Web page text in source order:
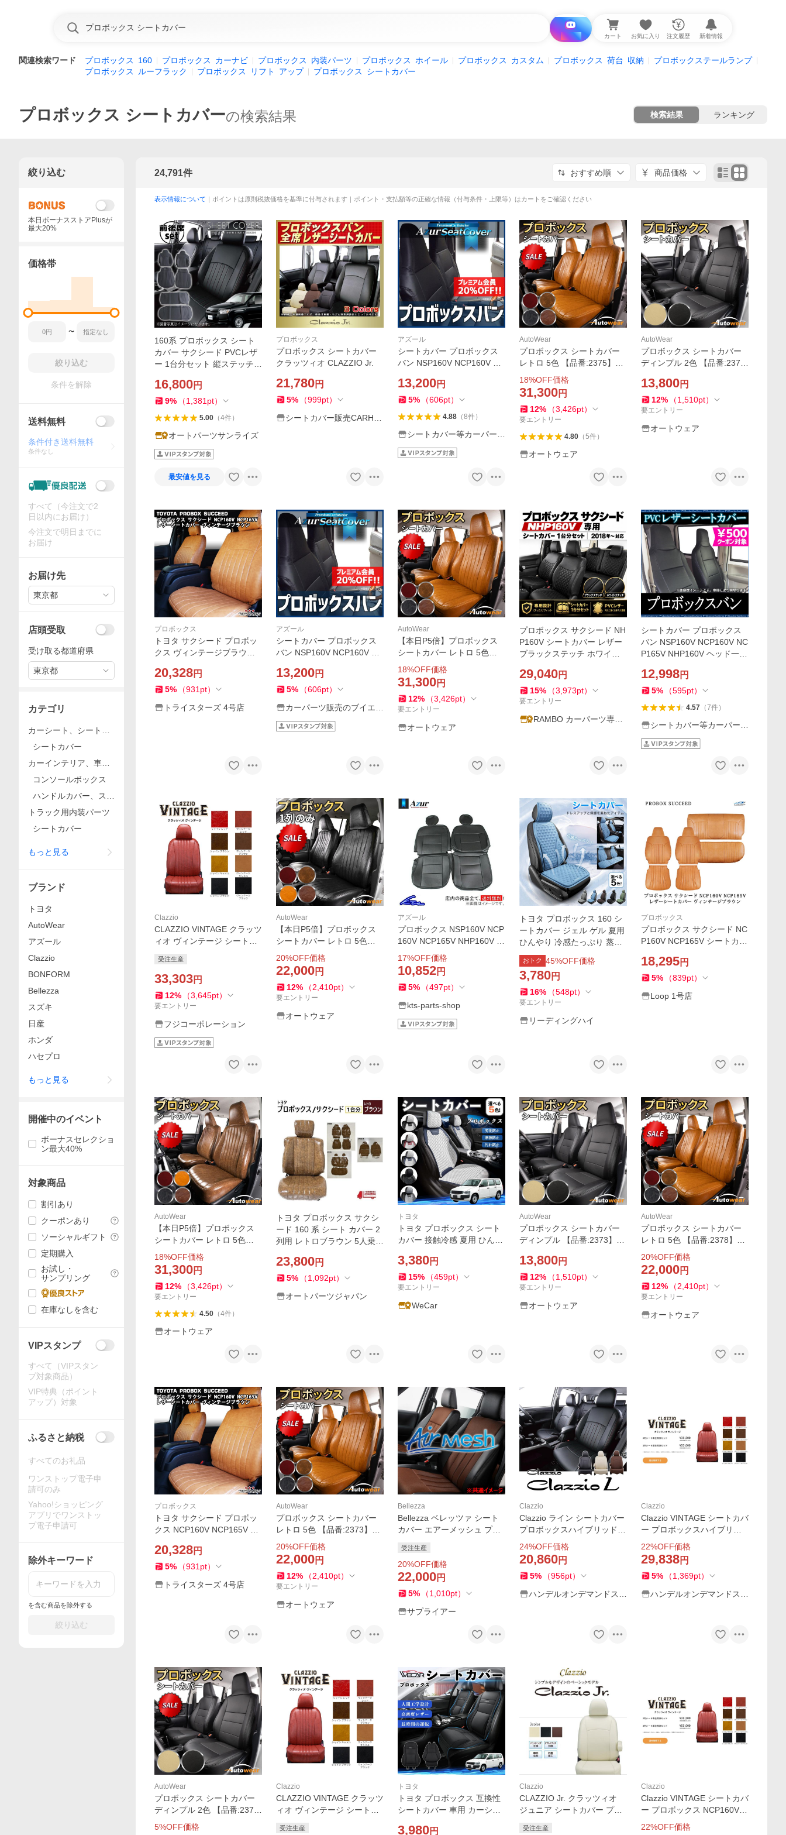
i と探す カート お気に入り 注文履歴 新着情報
関連検索ワード プロボックス 160 プロボックス カーナビ プロボックス 内装パーツ プロボックス ホイール プロボックス カスタム プロボックス 荷台 収納
プロボックステールランプ
プロボックス
ルーフラック プロボックス リフト アップ プロボックス シートカバー
プロボックス シートカバーの検索結果 検索結果 ランキング
24,791件 おすすめ順 商品価格
表示情報について ｜ポイントは原則税抜価格を基準に付与されます｜ポイント・支払額等の正確な情報（付与条件・上限等）はカートをご確認ください
160系 プロボックス シート
カバー サクシード PVCレザ
ー 1台分セット 縦ステッチ
タ NSP NCP NHP GL DX U
UL-X
16,800円
9% （1,381 pt）
5.00（4件）
オートパーツサンライズ
最安値を見る
プロボックス
プロボックス シートカバー
クラッツィオ CLAZZIO Jr.
21,780円
5% （999pt）
シートカバー販売CARHO
アズール
シートカバー プロボックス
バン NSP160V NCP160V NC
ト一体型 Azur トヨタ 送料無
料
13,200円
5% （606pt）
4.88（8件）
シートカバー等カーパーツ
のVS-ONE
AutoWear
プロボックス シートカバー
レトロ 5色 【品番:2375】プ
ロボックス160系ハイブリッ
ドヘッドレスト外れるタイプ
トヨタ 1台分 シートカバーの
オートウェア
18%OFF価格
31,300円
12% （3,426pt）
要エントリー
4.80（5件）
オートウェア
AutoWear
プロボックス シートカバー
ディンプル 2色 【品番:237
ブリッドヘッドレスト一体1
列だけ トヨタ 前席分 シート
カバーのオートウェア
13,800円
12% （1,510pt）
要エントリー
オートウェア
プロボックス
トヨタ サクシード プロボッ
クス ヴィンテージブラウン
0V NCP165V 1885
20,328円
5% （931 pt）
トライスターズ 4号店
アズール
シートカバー プロボックス
バン NSP160V NCP160V NC
ト一体型 Azur トヨタ 送料無
料
13,200円
5% （606pt）
カーパーツ販売のブイエス
ワン
AutoWear
【本日P5倍】プロボックス
シートカバー レトロ 5色
【品番:2371】プロボックス1
60系ヘッドレスト外れるタイ
プ トヨタ 1台分 シートカバ
ーのオートウェア
18%OFF価格
31,300円
12% （3,426pt）
要エントリー
オートウェア
プロボックス サクシード NH
P160V シートカバー レザー
ブラックステッチ ホワイト
防水 カスタム 内装 パーツ 2
018年12月〜
29,040円
15% （3,973pt）
要エントリー
RAMBO カーパーツ専門
シートカバー プロボックス
バン NSP160V NCP160V NC
P165V NHP160V ヘッド一体
ヨタ 送料無料
12,998円
5% （595pt）
4.57（7件）
シートカバー等カーパーツ
のVS-ONE
Clazzio
CLAZZIO VINTAGE クラッツ
ィオ ヴィンテージ シートカ
ET-1412 定員5人 送料無料
（北海道/沖縄本島+￥800）
受注生産
33,303円
12% （3,645pt）
要エントリー
フジコーポレーション
AutoWear
【本日P5倍】プロボックス
シートカバー レトロ 5色
【品番:2374】プロボックス1
60系ヘッドレスト一体1列だ
け トヨタ 前席分 シートカバ
ーのオートウェア
20%OFF価格
22,000円
12% （2,410pt）
要エントリー
オートウェア
アズール
プロボックス NSP160V NCP
160V NCP165V NHP160V シ
ートカバー アズール フロン
トシートカバー AZ01R20 Az
ur ProBox
17%OFF価格
10,852円
5% （497pt）
kts-parts-shop
トヨタ プロボックス 160 シ
ートカバー ジェル ゲル 夏用
ひんやり 冷感たっぷり 蒸れ
ない 涼しい シート保護 滑り
止め 通気 圧迫感軽減
おトク 45%OFF価格
3,780円
16% （548pt）
要エントリー
リーディングハイ
プロボックス
プロボックス サクシード NC
P160V NCP165V シートカバ
ウン トヨタ 1880#
18,295円
5% （839pt）
Loop 1号店
AutoWear
【本日P5倍】プロボックス
シートカバー レトロ 5色
【品番:2372】プロボックス1
60系ヘッドレスト一体 トヨ
タ 1台分 シートカバーのオー
トウェア
18%OFF価格
31,300円
12% （3,426pt）
要エントリー
4.50（4件）
オートウェア
トヨタ プロボックス サクシ
ード 160 系 シート カバー 2
列用 レトロブラウン 5人乗り
ンテージ バン ワゴン
23,800円
5% （1,092pt）
オートパーツジャパン
トヨタ
トヨタ プロボックス シート
カバー 接触冷感 夏用 ひんや
通気性 撥水 座席保護 運転席
WeCar
3,380円
15% （459pt）
要エントリー
WeCar
AutoWear
プロボックス シートカバー
ディンプル 【品番:2373】プ
ト外れるタイプ1列だけ トヨ
タ 前席分 シートカバーのオ
ートウェア
13,800円
12% （1,510pt）
要エントリー
オートウェア
AutoWear
プロボックス シートカバー
レトロ 5色 【品番:2378】プ
ロボックス160系ハイブリッ
ドヘッドレスト一体1列だけ
トヨタ 前席分 シートカバー
のオートウェア
20%OFF価格
22,000円
12% （2,410pt）
要エントリー
オートウェア
プロボックス
トヨタ サクシード プロボッ
クス NCP160V NCP165V ヴ
シートカバー V 1880
20,328円
5% （931 pt）
トライスターズ 4号店
AutoWear
プロボックス シートカバー
レトロ 5色 【品番:2373】プ
ロボックス160系ヘッドレス
ト外れるタイプ1列だけ トヨ
タ 前席分 シートカバーのオ
ートウェア
20%OFF価格
22,000円
12% （2,410pt）
要エントリー
オートウェア
Bellezza
Bellezza ベレッツァ シート
カバー エアーメッシュ プロ
60V H30/11-R7/11 T2051
受注生産
20%OFF価格
22,000円
5% （1,010pt）
サプライアー
Clazzio
Clazzio ライン シートカバー
プロボックスハイブリッド N
オ
24%OFF価格
20,860円
5% （956pt）
ハンデルオンデマンドスト
Clazzio
Clazzio VINTAGE シートカバ
ー プロボックスハイブリッ
ド NHP160V ET-1411 ク
ラッツィオ ヴィンテージ
22%OFF価格
29,838円
5% （1,369pt）
ハンデルオンデマンドスト
AutoWear
プロボックス シートカバー
ディンプル 2色 【品番:237
7】プロボックス160系ハイ
5%OFF価格
Clazzio
CLAZZIO VINTAGE クラッツ
ィオ ヴィンテージ シートカ
受注生産
トヨタ
トヨタ プロボックス 互換性
シートカバー 車用 カーシー
3,980円
Clazzio
CLAZZIO Jr. クラッツィオ
ジュニア シートカバー プロ
受注生産
Clazzio
Clazzio VINTAGE シートカバ
ー プロボックス NCP160V /
NCP165V ET-0143 クラ
22%OFF価格
絞り込む
本日ボーナスストアPlusが
最大20%
価格帯
〜
絞り込む
条件を解除
送料無料
条件付き送料無料
条件なし
すべて（今注文で2
日以内にお届け）
今注文で明日までに
お届け
お届け先
東京都
店頭受取
受け取る都道府県
東京都
カテゴリ
カーシート、シートカ
バー
シートカバー
カーインテリア、車内
用品
コンソールボックス
ハンドルカバー、ステ
アリング
トラック用内装パーツ
シートカバー
もっと見る
ブランド
トヨタ
AutoWear
アズール
Clazzio
BONFORM
Bellezza
スズキ
日産
ホンダ
ハセプロ
もっと見る
開催中のイベント
ボーナスセレクショ
ン最大40%
対象商品
割引あり
クーポンあり
ソーシャルギフト
定期購入
お試し・
サンプリング
在庫なしを含む
VIPスタンプ
すべて（VIPスタン
プ対象商品）
VIP特典（ポイント
アップ）対象
ふるさと納税
すべてのお礼品
ワンストップ電子申
請可のみ
Yahoo!ショッピング
アプリでワンストッ
プ電子申請可
除外キーワード
を含む商品を除外する
絞り込む